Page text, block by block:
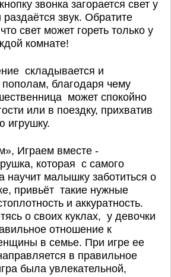
звонка загорается свет у
звук. Обратите
свет может гореть только у
комнате!
складывается и
благодаря чему
может спокойно
или в поездку, прихватив
игрушку.
Играем вместе -
которая с самого
научит малышку заботиться о
привьёт такие нужные
и аккуратность.
о своих куклах, у девочки
отношение к
в семье. При игре ее
в правильное
была увлекательной,